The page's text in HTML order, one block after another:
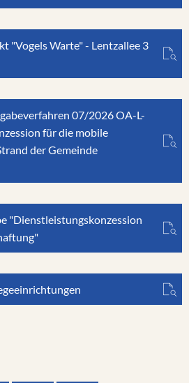
"Vogels Warte" - Lentzallee 3
07/2026 OA-L-
für die mobile
der Gemeinde
"Dienstleistungskonzession